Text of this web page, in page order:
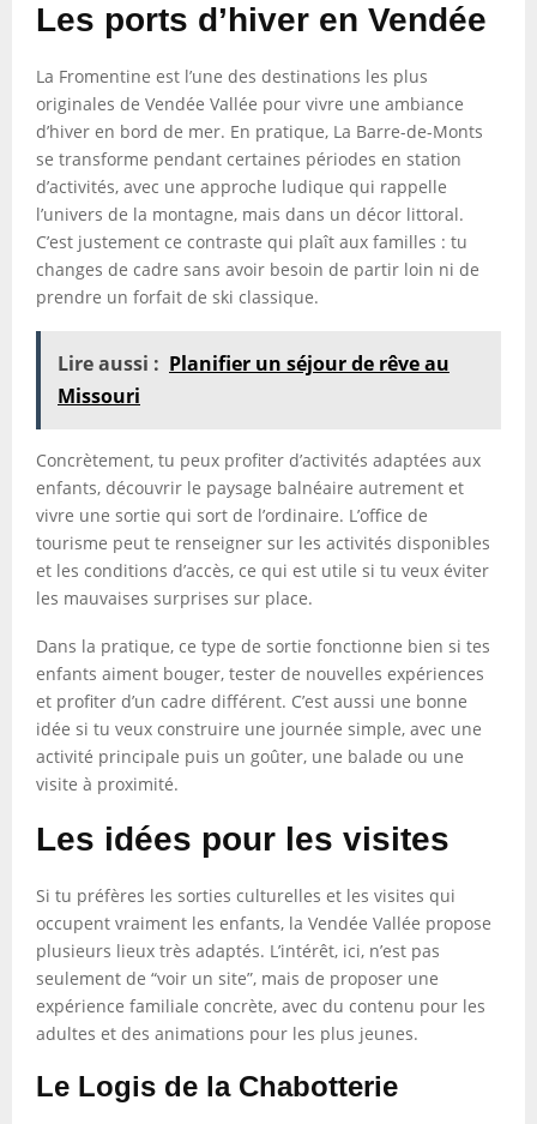
Les ports d’hiver en Vendée
La Fromentine est l’une des destinations les plus
originales de Vendée Vallée pour vivre une ambiance
d’hiver en bord de mer. En pratique, La Barre-de-Monts
se transforme pendant certaines périodes en station
d’activités, avec une approche ludique qui rappelle
l’univers de la montagne, mais dans un décor littoral.
C’est justement ce contraste qui plaît aux familles : tu
changes de cadre sans avoir besoin de partir loin ni de
prendre un forfait de ski classique.
Lire aussi : Planifier un séjour de rêve au
Missouri
Concrètement, tu peux profiter d’activités adaptées aux
enfants, découvrir le paysage balnéaire autrement et
vivre une sortie qui sort de l’ordinaire. L’office de
tourisme peut te renseigner sur les activités disponibles
et les conditions d’accès, ce qui est utile si tu veux éviter
les mauvaises surprises sur place.
Dans la pratique, ce type de sortie fonctionne bien si tes
enfants aiment bouger, tester de nouvelles expériences
et profiter d’un cadre différent. C’est aussi une bonne
idée si tu veux construire une journée simple, avec une
activité principale puis un goûter, une balade ou une
visite à proximité.
Les idées pour les visites
Si tu préfères les sorties culturelles et les visites qui
occupent vraiment les enfants, la Vendée Vallée propose
plusieurs lieux très adaptés. L’intérêt, ici, n’est pas
seulement de “voir un site”, mais de proposer une
expérience familiale concrète, avec du contenu pour les
adultes et des animations pour les plus jeunes.
Le Logis de la Chabotterie